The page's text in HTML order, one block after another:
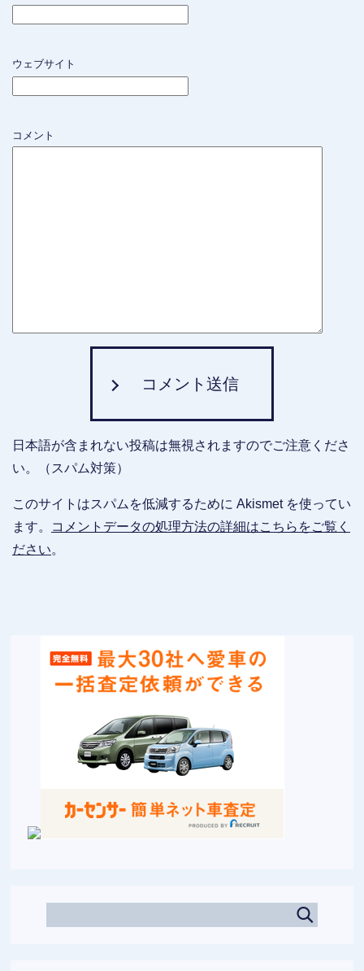
ウェブサイト
コメント
コメント送信
日本語が含まれない投稿は無視されますのでご注意くださ
い。（スパム対策）
このサイトはスパムを低減するために Akismet を使ってい
ます。
コメントデータの処理方法の詳細はこちらをご覧く
ださい。